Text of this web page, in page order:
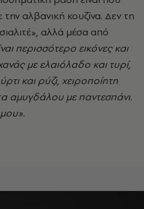
την αλβανική κουζίνα. Δεν τη
αλλά μέσα από
περισσότερο εικόνες και
με ελαιόλαδο και τυρί,
και ρύζι, χειροποίητη
αμυγδάλου με παντεσπάνι.